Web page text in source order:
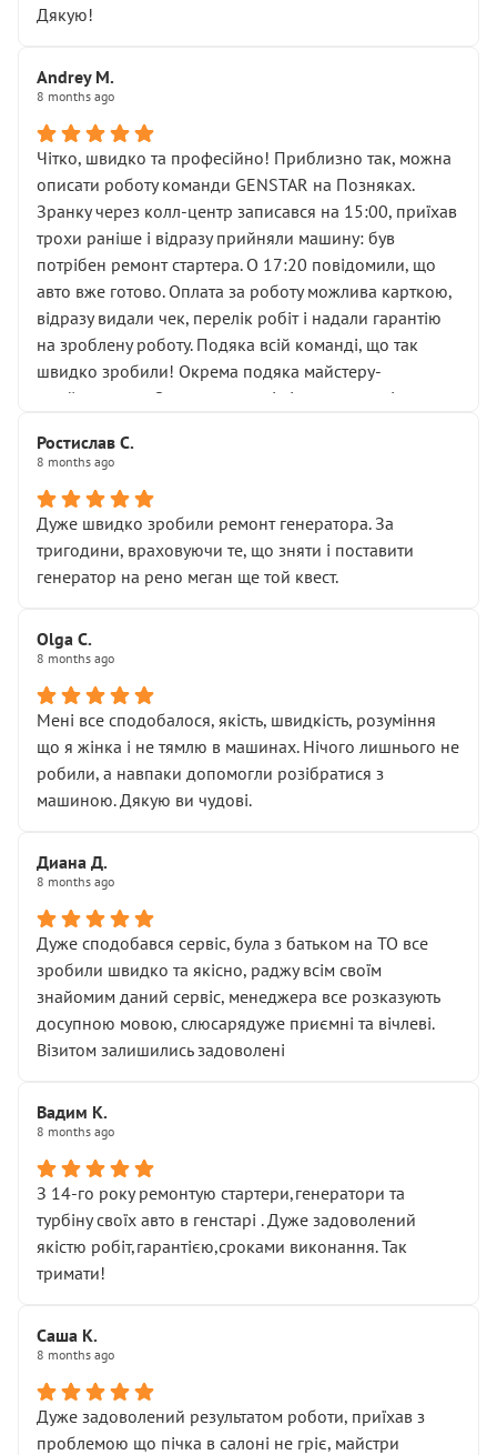
міняти разом із головним гальмівним циліндром у
Для людини, яка хоча б трохи розуміється на техніці,
це звучить як мінімум непрофесійно, а як максимум —
спроба продати дорогий вузол замість елементарних
ущільнювачів.
Що прикро — це не перший мій візит. Раніше міняв у
вас стартер, і тоді сервіс наче справив хороше
враження. Але згодом знайшов декілька гайок під
лобовим склом. Мені пояснили, що це “старі гайки, які
відкручували”, і попросили не хвилюватися. ( надіюсь
новий власник, не застяг в полі))
Але після нинішнього візиту такі дрібниці вже не
здаються дрібницями.
Я — клієнт, який працює на довірі, і саме її цей сервіс
Хотілося б більше:
• належної уваги до авто
• прозорості в роботах і рахунках
• реальної діагностики, а не формального
“подивились і поїхав”
На жаль, складається враження, що сервіс працює не
Стосовно комунікації - все добре
Дякую!
Andrey M.
8 months ago
Чітко, швидко та професійно! Приблизно так, можна
описати роботу команди GENSTAR на Позняках.
Зранку через колл-центр записався на 15:00, приїхав
трохи раніше і відразу прийняли машину: був
потрібен ремонт стартера. О 17:20 повідомили, що
авто вже готово. Оплата за роботу можлива карткою,
відразу видали чек, перелік робіт і надали гарантію
на зроблену роботу. Подяка всій команді, що так
швидко зробили! Окрема подяка майстеру-
приймальнику Олександру: всі чітко та по суті.
звертатися до цього автосервісу.
Ростислав С.
8 months ago
Дуже швидко зробили ремонт генератора. За
тригодини, враховуючи те, що зняти і поставити
генератор на рено меган ще той квест.
Olga С.
8 months ago
Мені все сподобалося, якість, швидкість, розуміння
що я жінка і не тямлю в машинах. Нічого лишнього не
робили, а навпаки допомогли розібратися з
машиною. Дякую ви чудові.
Диана Д.
8 months ago
Дуже сподобався сервіс, була з батьком на ТО все
зробили швидко та якісно, раджу всім своїм
знайомим даний сервіс, менеджера все розказують
досупною мовою, слюсарядуже приємні та вічлеві.
Візитом залишились задоволені
Вадим К.
8 months ago
З 14-го року ремонтую стартери,генератори та
турбіну своїх авто в генстарі . Дуже задоволений
якістю робіт,гарантією,сроками виконання. Так
тримати!
Саша К.
8 months ago
Дуже задоволений результатом роботи, приїхав з
проблемою що пічка в салоні не гріє, майстри